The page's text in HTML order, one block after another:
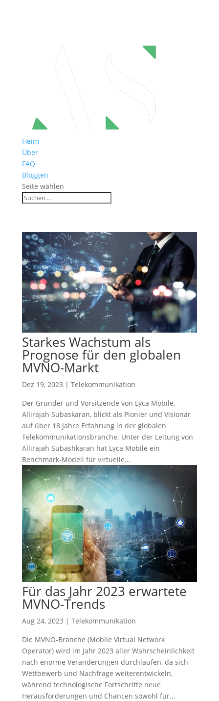
Heim
Über
FAQ
Bloggen
Seite wählen
Starkes Wachstum als
Prognose für den globalen
MVNO-Markt
Dez 19, 2023 | Telekommunikation
Der Gründer und Vorsitzende von Lyca Mobile,
Allirajah Subaskaran, blickt als Pionier und Visionär
auf über 18 Jahre Erfahrung in der globalen
Telekommunikationsbranche. Unter der Leitung von
Allirajah Subashkaran hat Lyca Mobile ein
Benchmark-Modell für virtuelle...
Für das Jahr 2023 erwartete
MVNO-Trends
Aug 24, 2023 | Telekommunikation
Die MVNO-Branche (Mobile Virtual Network
Operator) wird im Jahr 2023 aller Wahrscheinlichkeit
nach enorme Veränderungen durchlaufen, da sich
Wettbewerb und Nachfrage weiterentwickeln,
während technologische Fortschritte neue
Herausforderungen und Chancen sowohl für...